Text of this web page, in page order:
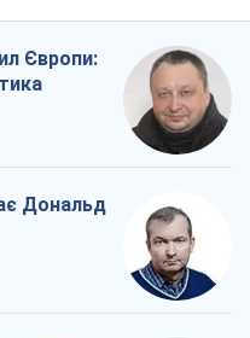
Європи:
Дональд